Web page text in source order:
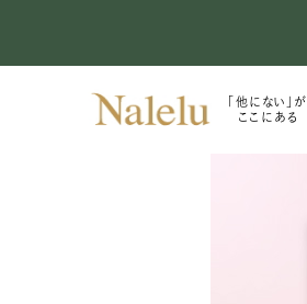
「他にない」が
ここにある